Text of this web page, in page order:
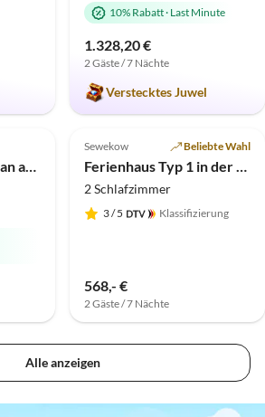
10% Rabatt· Last Minute
1.328,20 €
2 Gäste / 7 Nächte
Verstecktes Juwel
Top-Inserat
Ferienhaus Villa Milan am See
Top-Inserat
5.0 (4)
Sewekow Beliebte Wahl
Ferienhaus Typ 1 in der Feriensiedlung "Am Grundlossee"
2 Schlafzimmer
3/ 5 Klassifizierung
568,- €
2 Gäste / 7 Nächte
Alle anzeigen